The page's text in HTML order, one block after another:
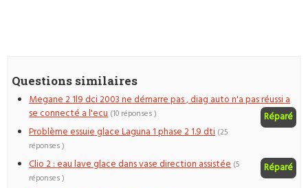
Questions similaires
Megane 2 1l9 dci 2003 ne démarre pas , diag auto n'a pas réussi a
se connecté a l'ecu
Réparé
(10 réponses )
Problème essuie glace Laguna 1 phase 2 1.9 dti (25
réponses )
Clio 2 : eau lave glace dans vase direction assistée Réparé
(5
réponses )